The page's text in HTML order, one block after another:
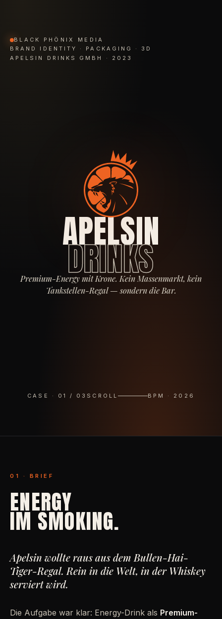
BLACK PHÖNIX MEDIA
BRAND IDENTITY · PACKAGING · 3D
APELSIN DRINKS GMBH · 2023
APELSIN
DRINKS
Premium-Energy mit Krone. Kein Massenmarkt, kein
Tankstellen-Regal — sondern die Bar.
CASE · 01 / 03 SCROLL BPM · 2026
01 · BRIEF
ENERGY
IM SMOKING.
Apelsin wollte raus aus dem Bullen-Hai-
Tiger-Regal. Rein in die Welt, in der Whiskey
serviert wird.
Die Aufgabe war klar: Energy-Drink als Premium-